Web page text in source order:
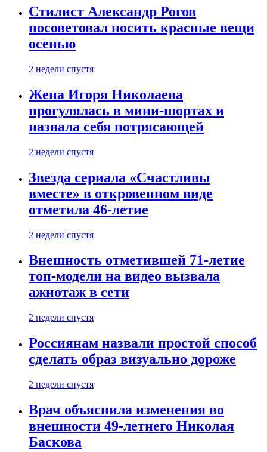
Стилист Александр Рогов
посоветовал носить красные вещи
осенью
2 недели спустя
Жена Игоря Николаева
прогулялась в мини-шортах и
назвала себя потрясающей
2 недели спустя
Звезда сериала «Счастливы
вместе» в откровенном виде
отметила 46-летие
2 недели спустя
Внешность отметившей 71-летие
топ-модели на видео вызвала
ажиотаж в сети
2 недели спустя
Россиянам назвали простой способ
сделать образ визуально дороже
2 недели спустя
Врач объяснила изменения во
внешности 49-летнего Николая
Баскова